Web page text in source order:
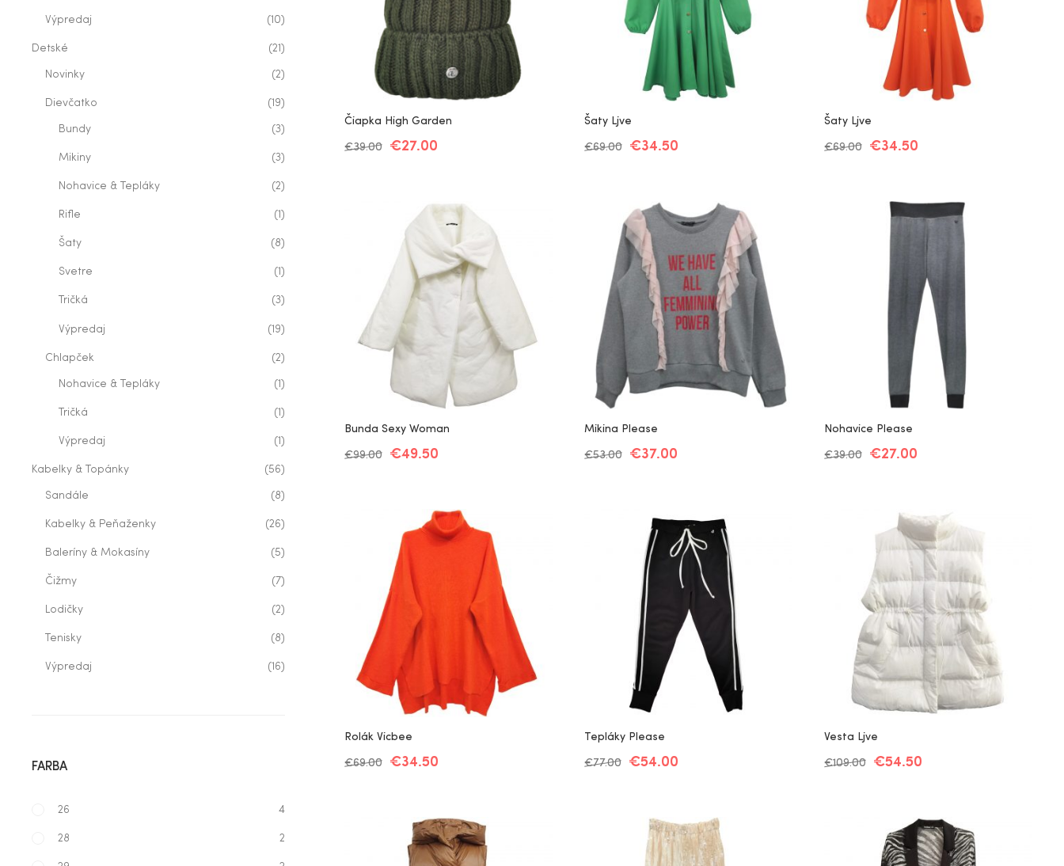
Čiapka High Garden
€39.00 €27.00
Šaty Ljve
€69.00 €34.50
Šaty Ljve
€69.00 €34.50
Bunda Sexy Woman
€99.00 €49.50
Mikina Please
€53.00 €37.00
Nohavice Please
€39.00 €27.00
Rolák Vicbee
€69.00 €34.50
Tepláky Please
€77.00 €54.00
Vesta Ljve
€109.00 €54.50
Výpredaj (10)
Detské (21)
Novinky (2)
Dievčatko (19)
Bundy (3)
Mikiny (3)
Nohavice & Tepláky (2)
Rifle (1)
Šaty (8)
Svetre (1)
Tričká (3)
Výpredaj (19)
Chlapček (2)
Nohavice & Tepláky (1)
Tričká (1)
Výpredaj (1)
Kabelky & Topánky (56)
Sandále (8)
Kabelky & Peňaženky (26)
Baleríny & Mokasíny (5)
Čižmy (7)
Lodičky (2)
Tenisky (8)
Výpredaj (16)
FARBA
26 4
28 2